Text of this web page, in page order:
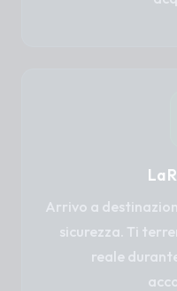
La
Arrivo a
sicurezza. Ti
reale